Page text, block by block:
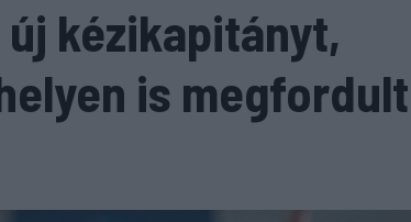
kézikapitányt,
is megfordult